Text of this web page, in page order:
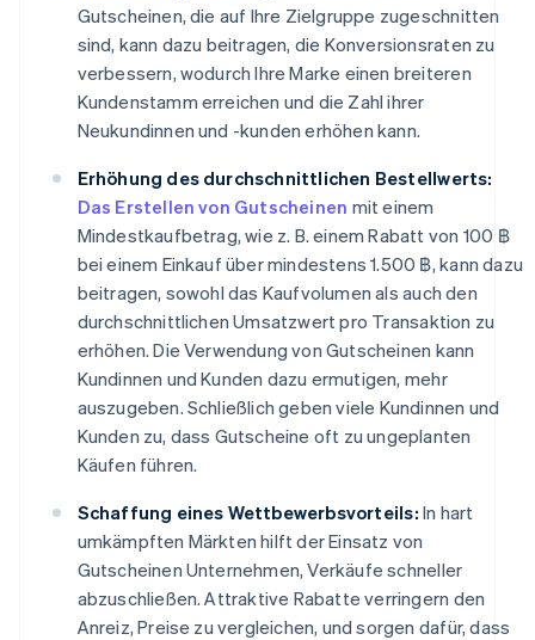
Gutscheinen, die auf Ihre Zielgruppe zugeschnitten
sind, kann dazu beitragen, die Konversionsraten zu
verbessern, wodurch Ihre Marke einen breiteren
Kundenstamm erreichen und die Zahl ihrer
Neukundinnen und -kunden erhöhen kann.
Erhöhung des durchschnittlichen Bestellwerts:
Das Erstellen von Gutscheinen mit einem
Mindestkaufbetrag, wie z. B. einem Rabatt von 100 ฿
bei einem Einkauf über mindestens 1.500 ฿, kann dazu
beitragen, sowohl das Kaufvolumen als auch den
durchschnittlichen Umsatzwert pro Transaktion zu
erhöhen. Die Verwendung von Gutscheinen kann
Kundinnen und Kunden dazu ermutigen, mehr
auszugeben. Schließlich geben viele Kundinnen und
Kunden zu, dass Gutscheine oft zu ungeplanten
Käufen führen.
Schaffung eines Wettbewerbsvorteils: In hart
umkämpften Märkten hilft der Einsatz von
Gutscheinen Unternehmen, Verkäufe schneller
abzuschließen. Attraktive Rabatte verringern den
Anreiz, Preise zu vergleichen, und sorgen dafür, dass